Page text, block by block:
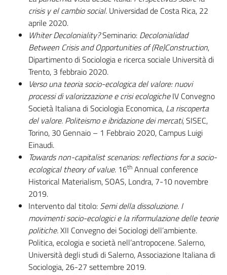
crisis y el cambio social. Universidad de Costa Rica, 22
aprile 2020.
Whiter Decoloniality?Seminario: Decolonialidad
Between Crisis and Opportunities of (Re)Construction,
Dipartimento di Sociologia e ricerca sociale Università di
Trento, 3 febbraio 2020.
Verso una teoria socio-ecologica del valore:nuovi
processi di valorizzazione e crisi ecologicheIV Convegno
Società Italiana di Sociologia Economica, La riscoperta
del valore. Politeismo e ibridazione dei mercati, SISEC,
Torino, 30 Gennaio – 1 Febbraio 2020, Campus Luigi
Einaudi.
Towards non-capitalist scenarios: reflections for a socio-
ecological theory of value. 16th Annual conference
Historical Materialism, SOAS, Londra, 7-10 novembre
2019.
Intervento dal titolo: Semi della dissoluzione. I
movimenti socio-ecologici e la riformulazione delle teorie
politiche.XII Convegno dei Sociologi dell’ambiente.
Politica, ecologia e società nell’antropocene. Salerno,
Università degli studi di Salerno, Associazione Italiana di
Sociologia, 26-27 settembre 2019.